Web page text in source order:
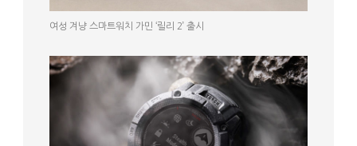
여성 겨냥 스마트워치 가민 ‘릴리 2’ 출시